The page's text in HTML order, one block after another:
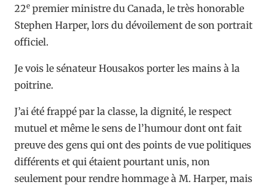
22e premier ministre du Canada, le très honorable
Stephen Harper, lors du dévoilement de son portrait
officiel.
Je vois le sénateur Housakos porter les mains à la
poitrine.
J’ai été frappé par la classe, la dignité, le respect
mutuel et même le sens de l’humour dont ont fait
preuve des gens qui ont des points de vue politiques
différents et qui étaient pourtant unis, non
seulement pour rendre hommage à M. Harper, mais